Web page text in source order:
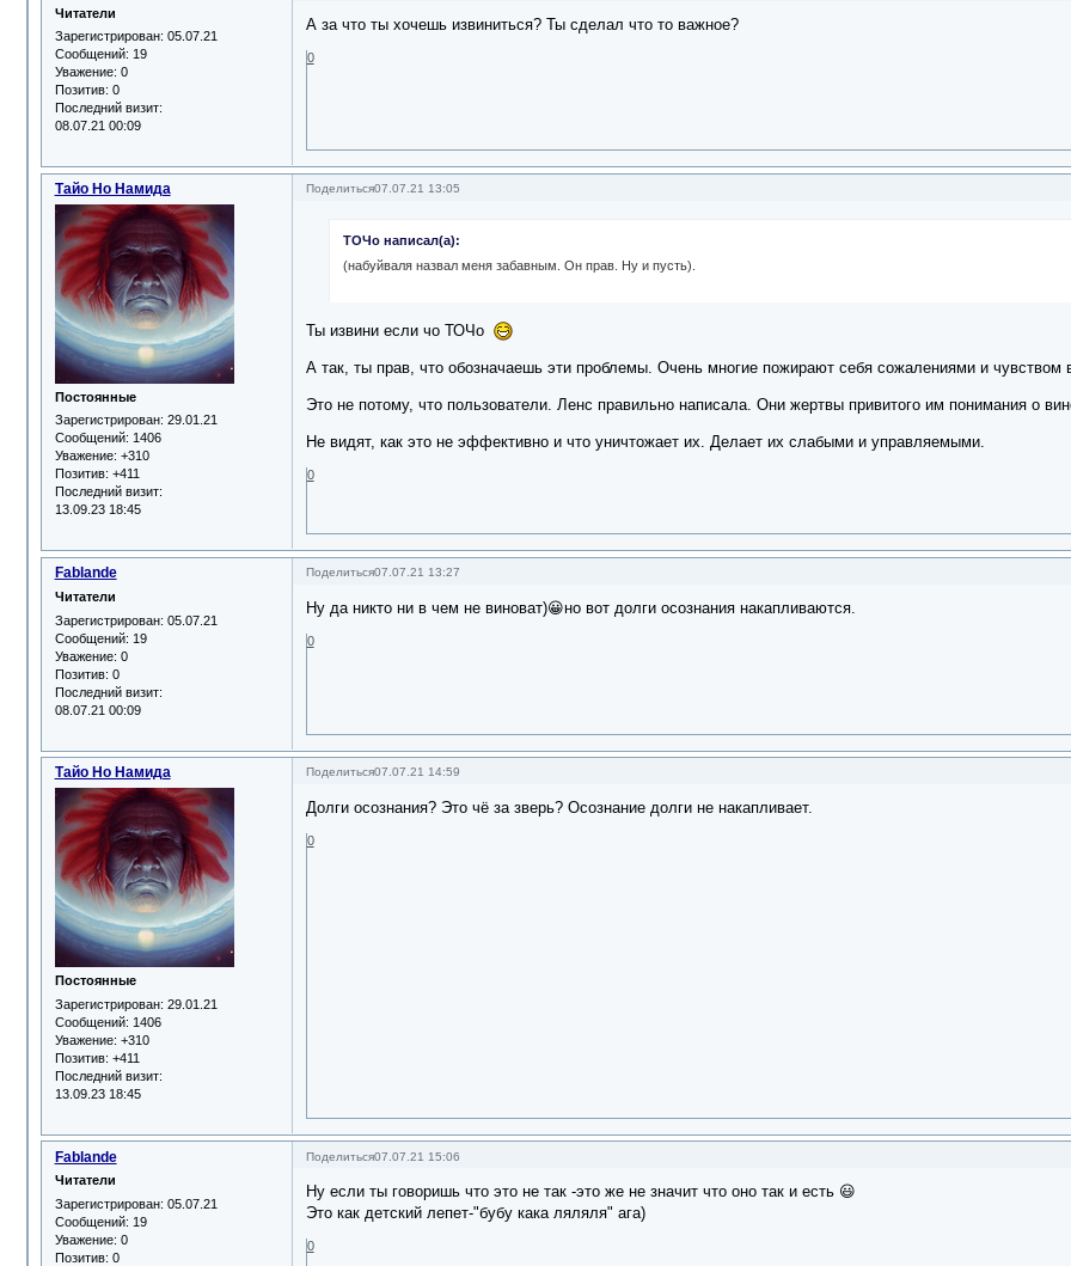
Читатели
Зарегистрирован: 05.07.21
Сообщений: 19
Уважение: 0
Позитив: 0
Последний визит:
08.07.21 00:09
А за что ты хочешь извиниться? Ты сделал что то важное?
0
Поделиться07.07.21 13:05
Тайо Но Намида
Постоянные
Зарегистрирован: 29.01.21
Сообщений: 1406
Уважение: +310
Позитив: +411
Последний визит:
13.09.23 18:45
ТОЧо написал(а):
(набуйваля назвал меня забавным. Он прав. Ну и пусть).
Ты извини если чо ТОЧо
А так, ты прав, что обозначаешь эти проблемы. Очень многие пожирают себя сожалениями и чувством
Это не потому, что пользователи. Ленс правильно написала. Они жертвы привитого им понимания о
Не видят, как это не эффективно и что уничтожает их. Делает их слабыми и управляемыми.
0
Поделиться07.07.21 13:27
Fablande
Читатели
Зарегистрирован: 05.07.21
Сообщений: 19
Уважение: 0
Позитив: 0
Последний визит:
08.07.21 00:09
Ну да никто ни в чем не виноват)😀но вот долги осознания накапливаются.
0
Поделиться07.07.21 14:59
Тайо Но Намида
Постоянные
Зарегистрирован: 29.01.21
Сообщений: 1406
Уважение: +310
Позитив: +411
Последний визит:
13.09.23 18:45
Долги осознания? Это чë за зверь? Осознание долги не накапливает.
0
Поделиться07.07.21 15:06
Fablande
Читатели
Зарегистрирован: 05.07.21
Сообщений: 19
Уважение: 0
Позитив: 0
Ну если ты говоришь что это не так -это же не значит что оно так и есть 😃
Это как детский лепет-"бубу кака ляляля" ага)
0